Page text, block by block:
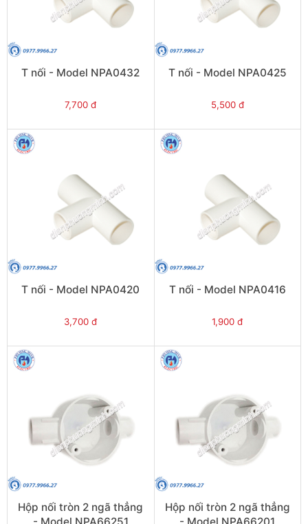
T nối - Model NPA0432
7,700 đ
T nối - Model NPA0425
5,500 đ
T nối - Model NPA0420
3,700 đ
T nối - Model NPA0416
1,900 đ
Hộp nối tròn 2 ngã thẳng
Hộp nối tròn 2 ngã thẳng